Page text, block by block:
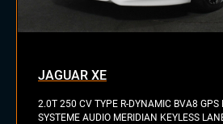
JAGUAR XE
2.0T 250 CV TYPE R-DYNAMIC BVA8 GPS
SYSTEME AUDIO MERIDIAN KEYLESS